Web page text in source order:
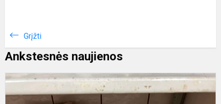
Grįžti
Ankstesnės naujienos